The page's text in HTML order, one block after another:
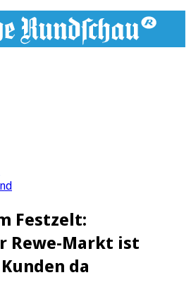
Festzelt:
Rewe-Markt ist
da